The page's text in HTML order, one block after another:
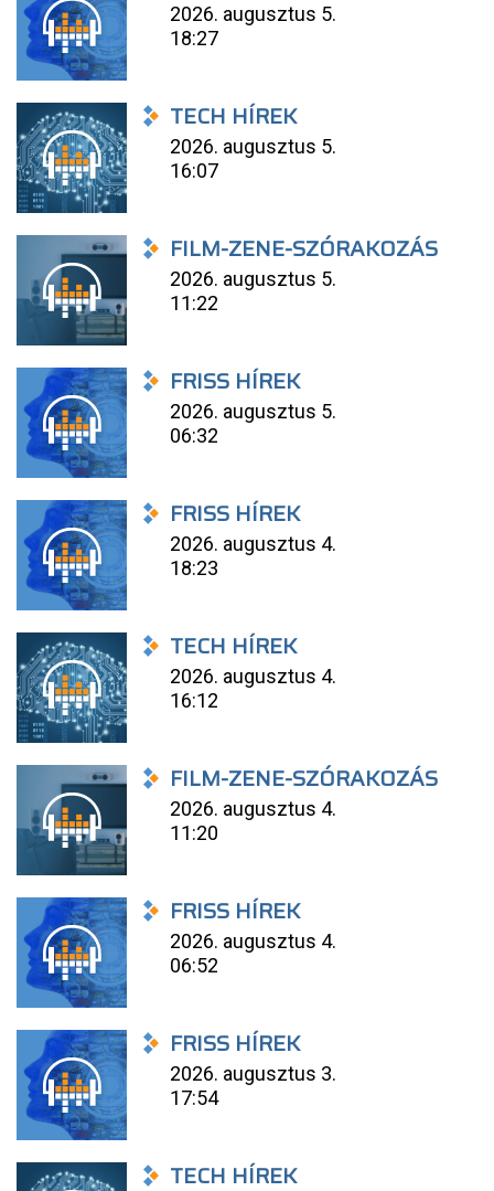
2026. augusztus 5.
18:27
TECH HÍREK
2026. augusztus 5.
16:07
FILM-ZENE-SZÓRAKOZÁS
2026. augusztus 5.
11:22
FRISS HÍREK
2026. augusztus 5.
06:32
FRISS HÍREK
2026. augusztus 4.
18:23
TECH HÍREK
2026. augusztus 4.
16:12
FILM-ZENE-SZÓRAKOZÁS
2026. augusztus 4.
11:20
FRISS HÍREK
2026. augusztus 4.
06:52
FRISS HÍREK
2026. augusztus 3.
17:54
TECH HÍREK